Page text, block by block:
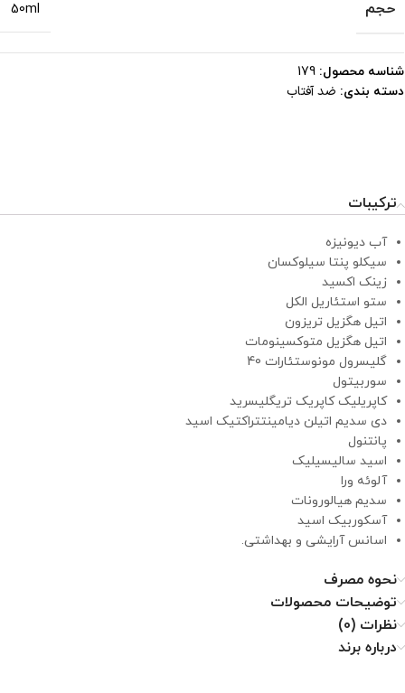
حجم 50ml
شناسه محصول: 179
دسته بندی: ضد آفتاب
ترکیبات
آب دیونیزه
سیکلو پنتا سیلوکسان
زینک اکسید
ستو استئاریل الکل
اتیل هگزیل تریزون
اتیل هگزیل متوکسینومات
گلیسرول مونوستئارات 40
سوربیتول
کاپریلیک کاپریک تریگلیسرید
دی سدیم اتیلن دیامینتتراکتیک اسید
پانتنول
اسید سالیسیلیک
آلوئه ورا
سدیم هیالورونات
آسکوربیک اسید
اسانس آرایشی و بهداشتی.
نحوه مصرف
توضیحات محصولات
نظرات (0)
درباره برند